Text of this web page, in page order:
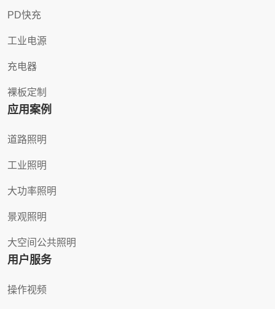
PD快充
工业电源
充电器
裸板定制
应用案例
道路照明
工业照明
大功率照明
景观照明
大空间公共照明
用户服务
操作视频